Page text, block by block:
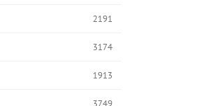
2191
3174
1913
3749